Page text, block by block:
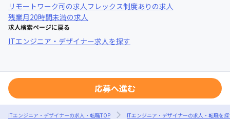
リモートワーク可の求人フレックス制度あり の求人
残業月20時間未満の求人
求人検索ページに戻る
ITエンジニア・デザイナー求人を探す
応募へ進む
ITエンジニア・デザイナーの求人・転職TOP ITエンジニア・デザイナーの求人・転職を